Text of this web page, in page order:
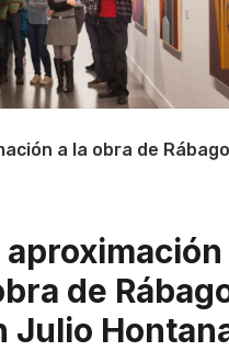
a la obra de
aproximación
de
Julio